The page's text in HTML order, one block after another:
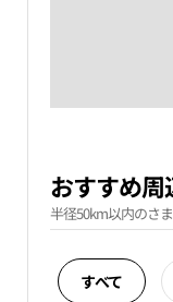
おすすめ周
半径50km以内のさ
すべて